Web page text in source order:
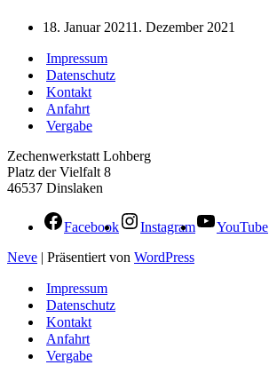
18. Januar 20211. Dezember 2021
Impressum
Datenschutz
Kontakt
Anfahrt
Vergabe
Zechenwerkstatt Lohberg
Platz der Vielfalt 8
46537 Dinslaken
Facebook Instagram
YouTube
Neve | Präsentiert von WordPress
Impressum
Datenschutz
Kontakt
Anfahrt
Vergabe